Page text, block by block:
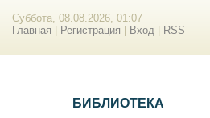
Суббота, 08.08.2026, 01:07
Главная
Регистрация Вход RSS
БИБЛИОТЕКА